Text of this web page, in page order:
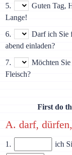
5.
Guten Tag,
Lange!
6.
Darf ich Sie
abend einladen?
7.
Möchten Sie
Fleisch?
First do
A. darf,
1.
ich